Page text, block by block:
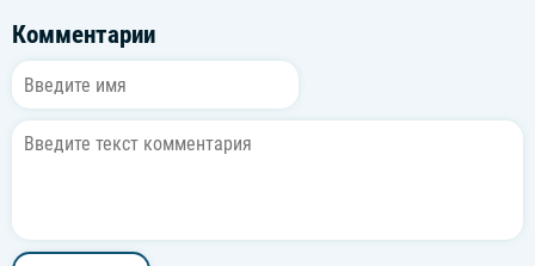
Комментарии